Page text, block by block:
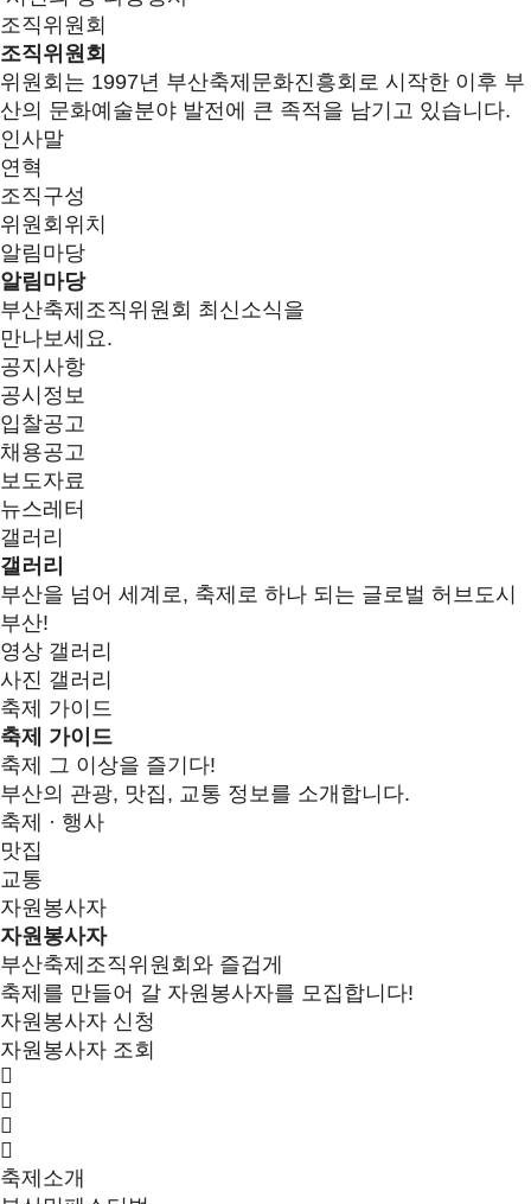
조직위원회
조직위원회
위원회는 1997년 부산축제문화진흥회로 시작한 이후 부
산의 문화예술분야 발전에 큰 족적을 남기고 있습니다.
인사말
연혁
조직구성
위원회위치
알림마당
알림마당
부산축제조직위원회 최신소식을
만나보세요.
공지사항
공시정보
입찰공고
채용공고
보도자료
뉴스레터
갤러리
갤러리
부산을 넘어 세계로, 축제로 하나 되는 글로벌 허브도시
부산!
영상 갤러리
사진 갤러리
축제 가이드
축제 가이드
축제 그 이상을 즐기다!
부산의 관광, 맛집, 교통 정보를 소개합니다.
축제 · 행사
맛집
교통
자원봉사자
자원봉사자
부산축제조직위원회와 즐겁게
축제를 만들어 갈 자원봉사자를 모집합니다!
자원봉사자 신청
자원봉사자 조회
축제소개